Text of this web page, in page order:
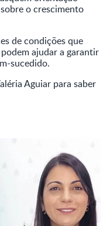
o crescimento
de condições que
ajudar a garantir
sucedido.
Aguiar para saber